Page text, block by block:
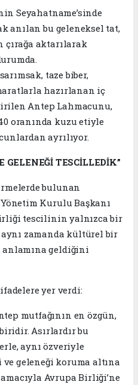
Seyahatname’sinde
anılan bu geleneksel tat,
çırağa aktarılarak
taze biber,
hazırlanan iç
Antep Lahmacunu,
oranında kuzu etiyle
ayrılıyor.
GELENEĞİ TESCİLLEDİK”
bulunan
Kurulu Başkanı
tescilinin yalnızca bir
aynı zamanda kültürel bir
anlamına geldiğini
ifadelere yer verdi:
mutfağının en özgün,
Asırlardır bu
aynı özveriyle
ve geleneği koruma altına
Avrupa Birliği’ne